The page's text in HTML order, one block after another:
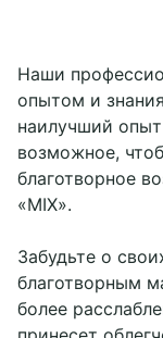
Наши
опытом и
наилучший
возможное,
благотворное
«MIX».
Забудьте о
благотворным
более
Принять все
Настройки